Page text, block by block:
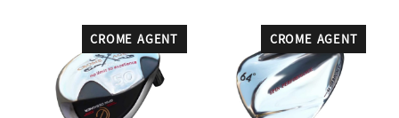
CROME AGENT CROME AGENT